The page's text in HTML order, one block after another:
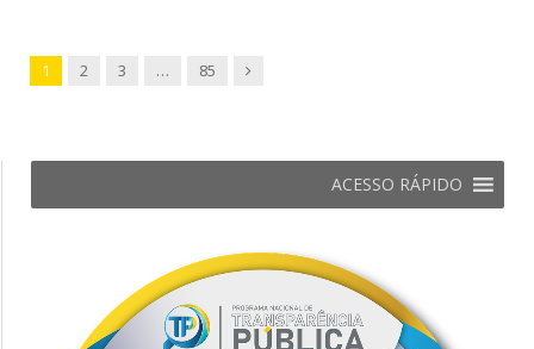
1 2 3 … 85 Next
ACESSO RÁPIDO